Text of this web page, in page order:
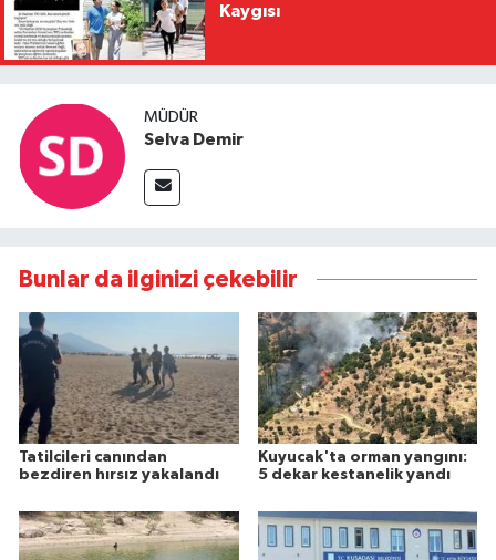
Kaygısı
MÜDÜR
Selva Demir
Bunlar da ilginizi çekebilir
Tatilcileri canından
bezdiren hırsız yakalandı
Kuyucak'ta orman yangını:
5 dekar kestanelik yandı